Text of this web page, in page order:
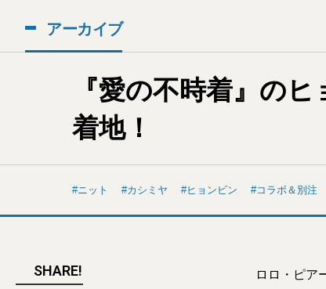
アーカイブ
『愛の不時着』の
着地！
ニット カシミヤ ヒョンビン コラボ＆別注
SHARE!
ロロ・ピア